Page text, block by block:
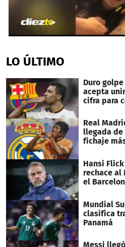
of
17
LO ÚLTIMO
Duro
acepta
cifra para
Real
llegada de
fichaje
Hansi
rechace al
el
Mundial
clasifica
Panamá
Messi